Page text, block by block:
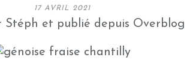
17 AVRIL 2021
Stéph et publié depuis Overblog